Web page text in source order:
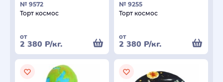
№ 9572
Торт космос
от
2 380 Р/кг.
№ 9255
Торт космос
от
2 380 Р/кг.